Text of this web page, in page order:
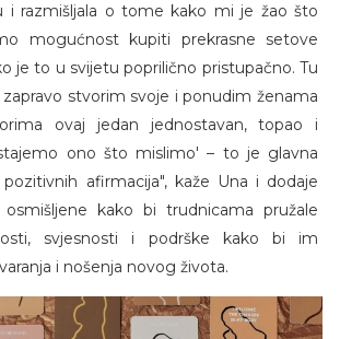
i razmišljala o tome kako mi je žao što
mogućnost kupiti prekrasne setove
je to u svijetu poprilično pristupačno. Tu
zapravo stvorim svoje i ponudim ženama
ovaj jedan jednostavan, topao i
ono što mislimo' – to je glavna
afirmacija", kaže Una i dodaje
kako bi trudnicama pružale
svjesnosti i podrške kako bi im
i nošenja novog života.